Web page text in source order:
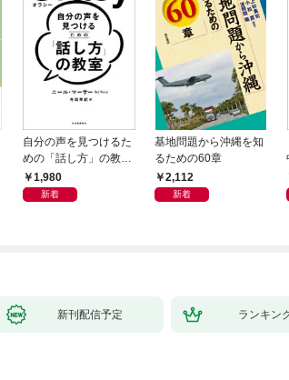
自分の声を見つけるた
めの「話し方」の教
室 Ｏｒａｃｙ（オラ
シー）
1,980
新着
基地問題から沖縄を知
るための60章
2,112
新着
新刊配信予定 ランキン